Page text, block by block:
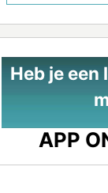
Heb je
APP